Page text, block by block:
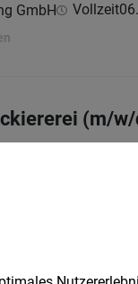
GmbH Vollzeit
(m/